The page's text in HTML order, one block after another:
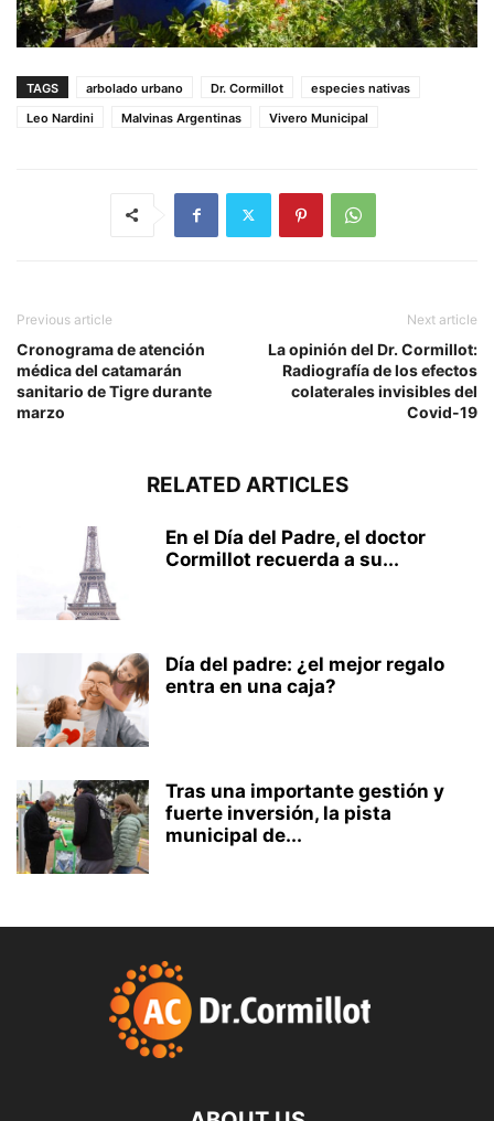
TAGS arbolado urbano Dr. Cormillot
especies nativas
Leo Nardini
Malvinas Argentinas Vivero Municipal
Previous article
Cronograma de atención
médica del catamarán
sanitario de Tigre durante
marzo
Next article
La opinión del Dr. Cormillot:
Radiografía de los efectos
colaterales invisibles del
Covid-19
RELATED ARTICLES
En el Día del Padre, el doctor
Cormillot recuerda a su...
Día del padre: ¿el mejor regalo
entra en una caja?
Tras una importante gestión y
fuerte inversión, la pista
municipal de...